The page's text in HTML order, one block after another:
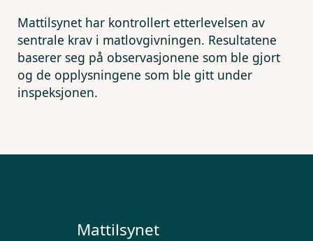
Mattilsynet har kontrollert etterlevelsen av
sentrale krav i matlovgivningen. Resultatene
baserer seg på observasjonene som ble gjort
og de opplysningene som ble gitt under
inspeksjonen.
Mattilsynet